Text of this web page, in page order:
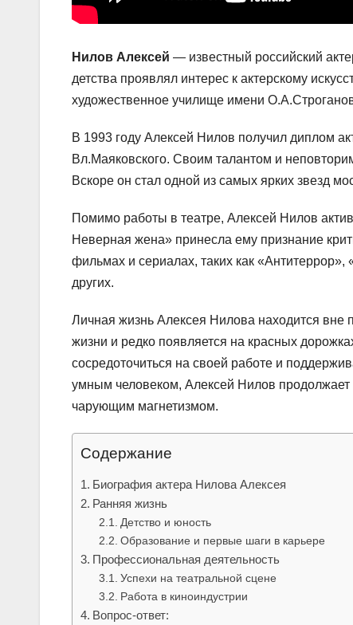
Нилов Алексей — известный российский
детства проявлял интерес к актерскому
художественное училище имени
В 1993 году Алексей Нилов получил диплом
Вл.Маяковского. Своим талантом и
Вскоре он стал одной из самых ярких звезд
Помимо работы в театре, Алексей Нилов
Неверная жена» принесла ему признание
фильмах и сериалах, таких как
других.
Личная жизнь Алексея Нилова находится вне
жизни и редко появляется на красных
сосредоточиться на своей работе и
умным человеком, Алексей Нилов
чарующим магнетизмом.
Содержание
Биография актера Нилова Алексея
Ранняя жизнь
Детство и юность
Образование и первые шаги в карьере
Профессиональная деятельность
Успехи на театральной сцене
Работа в киноиндустрии
Вопрос-ответ: